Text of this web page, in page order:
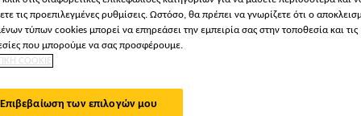
ΕΜΠΟΡΙΚΆ
τις προεπιλεγμένες ρυθμίσεις. Ωστόσο, θα πρέπει να γνωρίζετε ότι ο
τύπων cookies μπορεί να επηρεάσει την εμπειρία σας στην τοποθεσία και τις
που μπορούμε να σας προσφέρουμε.
COOKIE
Επιβεβαίωση των επιλογών μου